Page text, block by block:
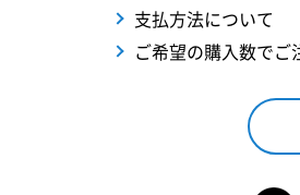
支払方法について
ご希望の購入数で